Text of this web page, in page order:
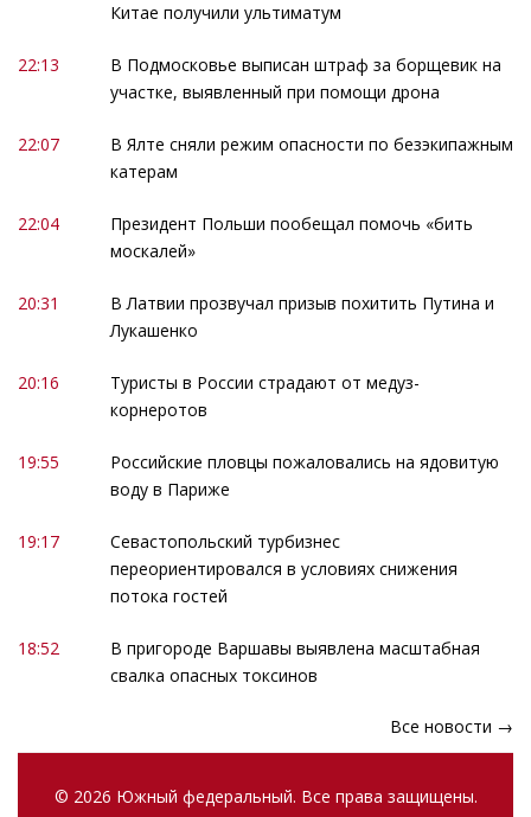
Китае получили ультиматум
22:13
В Подмосковье выписан штраф за борщевик на
участке, выявленный при помощи дрона
22:07
В Ялте сняли режим опасности по безэкипажным
катерам
22:04
Президент Польши пообещал помочь «бить
москалей»
20:31
В Латвии прозвучал призыв похитить Путина и
Лукашенко
20:16
Туристы в России страдают от медуз-
корнеротов
19:55
Российские пловцы пожаловались на ядовитую
воду в Париже
19:17
Севастопольский турбизнес
переориентировался в условиях снижения
потока гостей
18:52
В пригороде Варшавы выявлена масштабная
свалка опасных токсинов
Все новости →
© 2026 Южный федеральный. Все права защищены.